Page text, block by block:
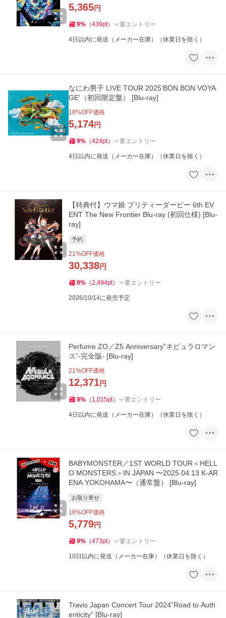
5,365円
9% （439pt） 要エントリー
4日以内に発送（メーカー在庫）（休業日を除く）
なにわ男子 LIVE TOUR 2025’BON BON VOYA
GE’（初回限定盤） [Blu-ray]
18%OFF価格
5,174円
9% （424pt） 要エントリー
4日以内に発送（メーカー在庫）（休業日を除く）
【特典付】ウマ娘 プリティーダービー 6th EV
ENT The New Frontier Blu-ray (初回仕様) [Blu-
ray]
予約
21%OFF価格
30,338円
9% （2,494pt） 要エントリー
2026/10/14に発売予定
Perfume ZO／Z5 Anniversary”ネビュラロマン
ス”-完全版- [Blu-ray]
21%OFF価格
12,371円
9% （ 1,015pt） 要エントリー
4日以内に発送（メーカー在庫）（休業日を除く）
BABYMONSTER／1ST WORLD TOUR＜HELL
O MONSTERS＞IN JAPAN 〜2025.04.13 K-AR
ENA YOKOHAMA〜（通常盤） [Blu-ray]
お取り寄せ
16%OFF価格
5,779円
9% （473pt） 要エントリー
10日以内に発送（メーカー在庫）（休業日を除く）
Travis Japan Concert Tour 2024”Road to Auth
enticity” [Blu-ray]